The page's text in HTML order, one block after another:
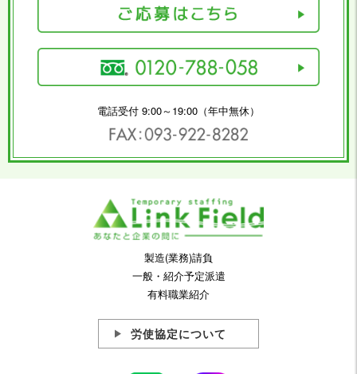
電話受付 9:00～19:00（年中無休）
製造(業務)請負
一般・紹介予定派遣
有料職業紹介
労使協定について